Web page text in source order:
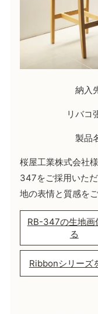
納入
リバコ
製品
桜屋工業株式会社
347をご採用いた
地の表情と質感を
RB-347の生地画
る
Ribbonシリーズ